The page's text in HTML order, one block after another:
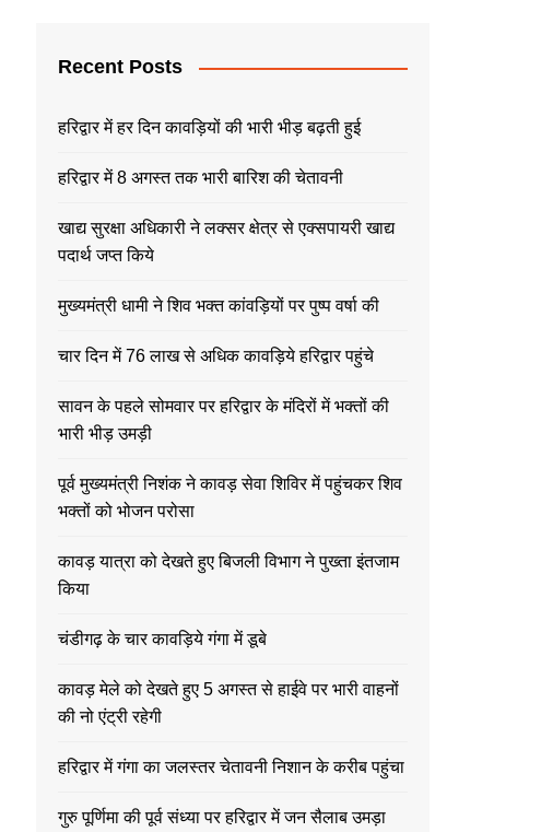
Recent Posts
हरिद्वार में हर दिन कावड़ियों की भारी भीड़ बढ़ती हुई
हरिद्वार में 8 अगस्त तक भारी बारिश की चेतावनी
खाद्य सुरक्षा अधिकारी ने लक्सर क्षेत्र से एक्सपायरी खाद्य
पदार्थ जप्त किये
मुख्यमंत्री धामी ने शिव भक्त कांवड़ियों पर पुष्प वर्षा की
चार दिन में 76 लाख से अधिक कावड़िये हरिद्वार पहुंचे
सावन के पहले सोमवार पर हरिद्वार के मंदिरों में भक्तों की
भारी भीड़ उमड़ी
पूर्व मुख्यमंत्री निशंक ने कावड़ सेवा शिविर में पहुंचकर शिव
भक्तों को भोजन परोसा
कावड़ यात्रा को देखते हुए बिजली विभाग ने पुख्ता इंतजाम
किया
चंडीगढ़ के चार कावड़िये गंगा में डूबे
कावड़ मेले को देखते हुए 5 अगस्त से हाईवे पर भारी वाहनों
की नो एंट्री रहेगी
हरिद्वार में गंगा का जलस्तर चेतावनी निशान के करीब पहुंचा
गुरु पूर्णिमा की पूर्व संध्या पर हरिद्वार में जन सैलाब उमड़ा